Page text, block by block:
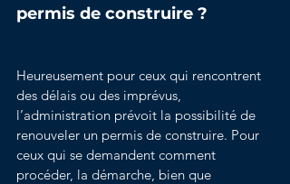
permis de construire ?
Heureusement pour ceux qui rencontrent
des délais ou des imprévus,
l’administration prévoit la possibilité de
renouveler un permis de construire. Pour
ceux qui se demandent comment
procéder, la démarche, bien que